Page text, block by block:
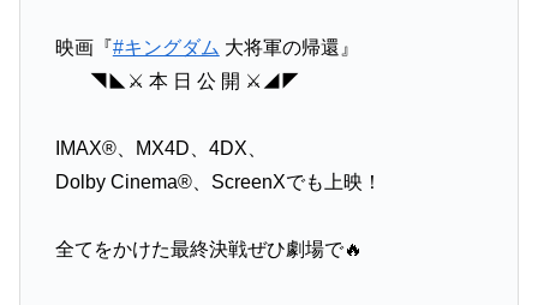
映画『#キングダム 大将軍の帰還』
⠀◥◣⚔️ 本 日 公 開 ⚔️◢◤
IMAX®、MX4D、4DX、
Dolby Cinema®、ScreenXでも上映！
全てをかけた最終決戦ぜひ劇場で🔥